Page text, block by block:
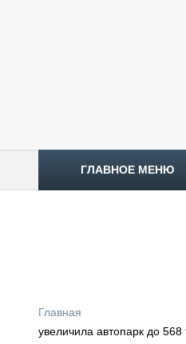
ГЛАВНОЕ МЕНЮ
ОБЗОР РЫНКА
Главная
увеличила автопарк до